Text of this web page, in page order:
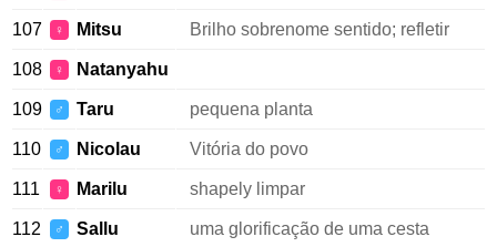
107 ♀ Mitsu Brilho sobrenome sentido; refletir
108 ♀ Natanyahu
109 ♂ Taru pequena planta
110 ♂ Nicolau Vitória do povo
111 ♀ Marilu shapely limpar
112 ♂ Sallu uma glorificação de uma cesta